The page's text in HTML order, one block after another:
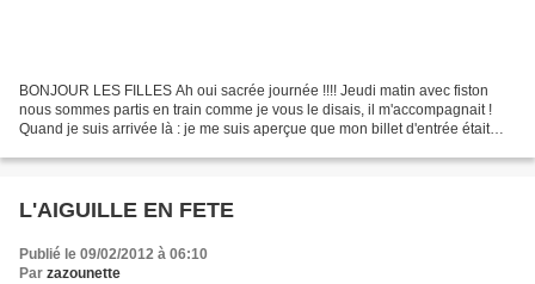
BONJOUR LES FILLES Ah oui sacrée journée !!!! Jeudi matin avec fiston
nous sommes partis en train comme je vous le disais, il m'accompagnait !
Quand je suis arrivée là : je me suis aperçue que mon billet d'entrée était
L'AIGUILLE EN FETE
Publié le 09/02/2012 à 06:10
Par zazounette